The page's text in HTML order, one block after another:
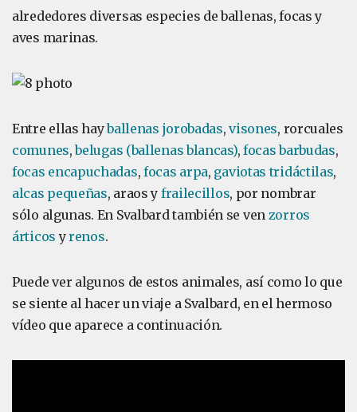
alrededores diversas especies de ballenas, focas y
aves marinas.
Entre ellas hayballenas jorobadas,visones, rorcuales
comunes,belugas (ballenas blancas), focas barbudas,
focas encapuchadas,focas arpa, gaviotas tridáctilas,
alcas pequeñas, araos y frailecillos, por nombrar
sólo algunas. En Svalbard también se ven zorros
árticos yrenos.
Puede ver algunos de estos animales, así como lo que
se siente al hacer un viaje a Svalbard, en el hermoso
vídeo que aparece a continuación.